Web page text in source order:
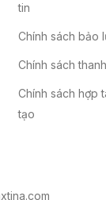
tin
Chính sách bảo
Chính sách
Chính sách hợp
tạo